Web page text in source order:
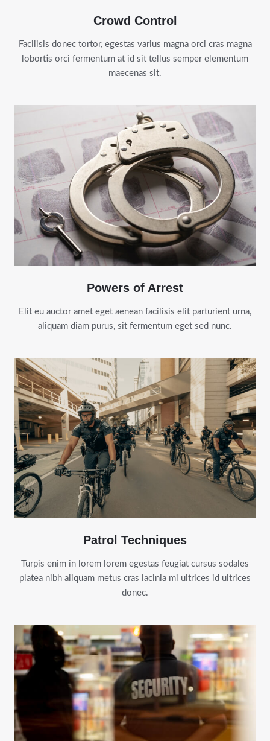
Crowd Control
Facilisis donec tortor, egestas varius magna orci cras magna
lobortis orci fermentum at id sit tellus semper elementum
maecenas sit.
Powers of Arrest
Elit eu auctor amet eget aenean facilisis elit parturient urna,
aliquam diam purus, sit fermentum eget sed nunc.
Patrol Techniques
Turpis enim in lorem lorem egestas feugiat cursus sodales
platea nibh aliquam metus cras lacinia mi ultrices id ultrices
donec.